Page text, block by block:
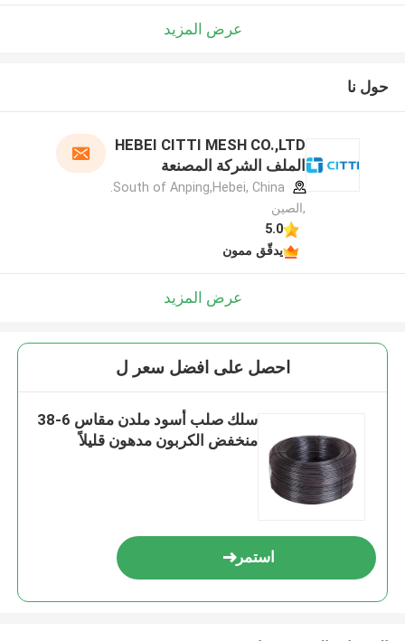
عرض المزيد
حول نا
HEBEI CITTI MESH CO.,LTD
الملف الشركة المصنعة
,الصين
5.0
يدقّق ممون
عرض المزيد
احصل على افضل سعر ل
سلك صلب أسود ملدن مقاس 6-38
منخفض الكربون مدهون قليلاً
استمر